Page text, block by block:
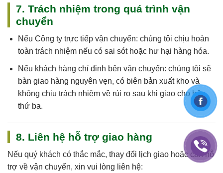
7. Trách nhiệm trong quá trình vận
chuyển
Nếu Công ty trực tiếp vận chuyển: chúng tôi chịu hoàn
toàn trách nhiệmnếu có sai sót hoặc hư hại hàng hóa.
Nếu khách hàng chỉ định bên vận chuyển: chúng tôi sẽ
bàn giao hàng nguyên vẹn, có biên bản xuất kho và
không chịu trách nhiệm về rủi ro sau khi giao cho bên
thứ ba.
8. Liên hệ hỗ trợ giao hàng
Nếu quý khách có thắc mắc, thay đổi lịch giao hoặc cần hỗ
trợ về vận chuyển, xin vui lòng liên hệ: